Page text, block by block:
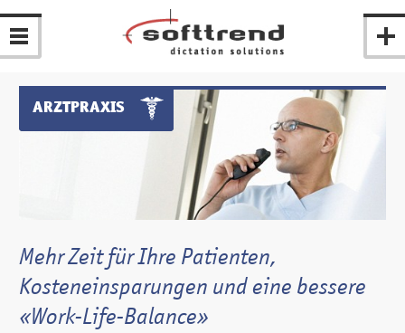
ARZTPRAXIS
Mehr Zeit für Ihre Patienten,
Kosteneinsparungen und eine bessere
«Work-Life-Balance»